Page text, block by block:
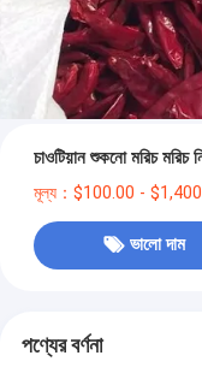
চাওটিয়ান শুকনো মরিচ মরিচ
মূল্য：$100.00 -
ভালো দাম
পণ্যের বর্ণনা